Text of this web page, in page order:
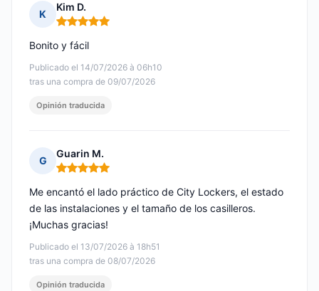
K
Kim D.
Nota: 5 de 5
Publicado el 14/07/2026 à 06h10
tras una compra de 09/07/2026
Bonito y fácil
Opinión traducida
G
Guarin M.
Nota: 5 de 5
Publicado el 13/07/2026 à 18h51
tras una compra de 08/07/2026
Me encantó el lado práctico de City Lockers, el estado
de las instalaciones y el tamaño de los casilleros.
¡Muchas gracias!
Opinión traducida